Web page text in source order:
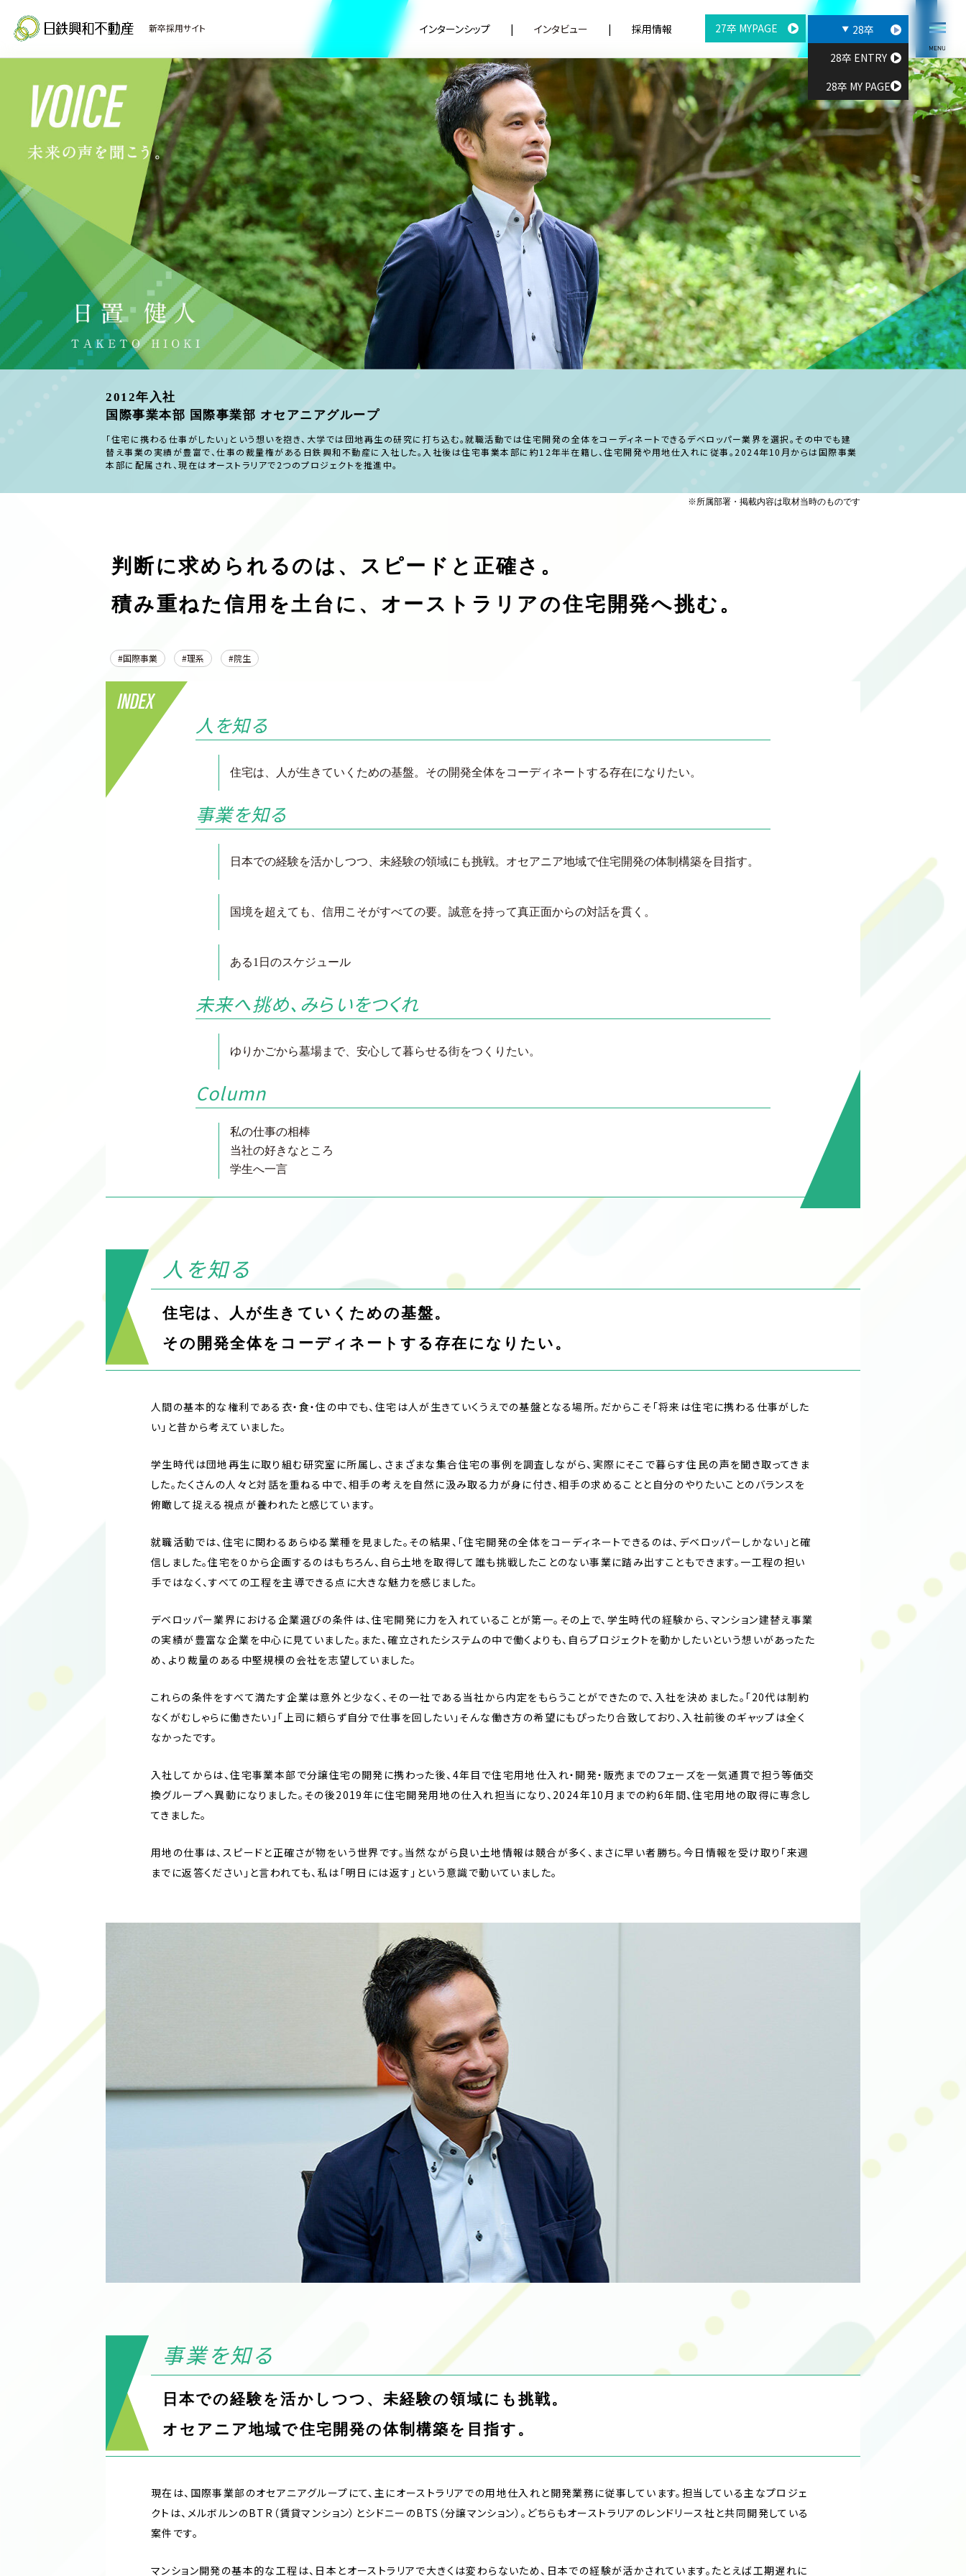
新卒採用サイト インターンシップ インタビュー 採用情報 27卒 MYPAGE
28卒
28卒 ENTRY
28卒 MY PAGE
2012年入社
国際事業本部 国際事業部 オセアニアグループ
「住宅に携わる仕事がしたい」という想いを抱き、大学では団地再生の研究に打ち込む。就職活動では住宅開発の全体をコーディネートできるデベロッパー業界を選択。その中でも建
替え事業の実績が豊富で、仕事の裁量権がある日鉄興和不動産に入社した。入社後は住宅事業本部に約12年半在籍し、住宅開発や用地仕入れに従事。2024年10月からは国際事業
本部に配属され、現在はオーストラリアで2つのプロジェクトを推進中。
※所属部署・掲載内容は取材当時のものです
判断に求められるのは、スピードと正確さ。
積み重ねた信用を土台に、オーストラリアの住宅開発へ挑む。
国際事業 理系 院生
人を知る
住宅は、人が生きていくための基盤。その開発全体をコーディネートする存在になりたい。
事業を知る
日本での経験を活かしつつ、未経験の領域にも挑戦。オセアニア地域で住宅開発の体制構築を目指す。
国境を超えても、信用こそがすべての要。誠意を持って真正面からの対話を貫く。
ある1日のスケジュール
未来へ挑め、みらいをつくれ
ゆりかごから墓場まで、安心して暮らせる街をつくりたい。
Column
私の仕事の相棒
当社の好きなところ
学生へ一言
人を知る
住宅は、人が生きていくための基盤。
その開発全体をコーディネートする存在になりたい。
人間の基本的な権利である衣・食・住の中でも、住宅は人が生きていくうえでの基盤となる場所。だからこそ「将来は住宅に携わる仕事がした
い」と昔から考えていました。
学生時代は団地再生に取り組む研究室に所属し、さまざまな集合住宅の事例を調査しながら、実際にそこで暮らす住民の声を聞き取ってきま
した。たくさんの人々と対話を重ねる中で、相手の考えを自然に汲み取る力が身に付き、相手の求めることと自分のやりたいことのバランスを
俯瞰して捉える視点が養われたと感じています。
就職活動では、住宅に関わるあらゆる業種を見ました。その結果、「住宅開発の全体をコーディネートできるのは、デベロッパーしかない」と確
信しました。住宅を０から企画するのはもちろん、自ら土地を取得して誰も挑戦したことのない事業に踏み出すこともできます。一工程の担い
手ではなく、すべての工程を主導できる点に大きな魅力を感じました。
デベロッパー業界における企業選びの条件は、住宅開発に力を入れていることが第一。その上で、学生時代の経験から、マンション建替え事業
の実績が豊富な企業を中心に見ていました。また、確立されたシステムの中で働くよりも、自らプロジェクトを動かしたいという想いがあったた
め、より裁量のある中堅規模の会社を志望していました。
これらの条件をすべて満たす企業は意外と少なく、その一社である当社から内定をもらうことができたので、入社を決めました。「20代は制約
なくがむしゃらに働きたい」「上司に頼らず自分で仕事を回したい」そんな働き方の希望にもぴったり合致しており、入社前後のギャップは全く
なかったです。
入社してからは、住宅事業本部で分譲住宅の開発に携わった後、4年目で住宅用地仕入れ・開発・販売までのフェーズを一気通貫で担う等価交
換グループへ異動になりました。その後2019年に住宅開発用地の仕入れ担当になり、2024年10月までの約6年間、住宅用地の取得に専念し
てきました。
用地の仕事は、スピードと正確さが物をいう世界です。当然ながら良い土地情報は競合が多く、まさに早い者勝ち。今日情報を受け取り「来週
までに返答ください」と言われても、私は「明日には返す」という意識で動いていました。
事業を知る
日本での経験を活かしつつ、未経験の領域にも挑戦。
オセアニア地域で住宅開発の体制構築を目指す。
現在は、国際事業部のオセアニアグループにて、主にオーストラリアでの用地仕入れと開発業務に従事しています。担当している主なプロジェ
クトは、メルボルンのBTR（賃貸マンション）とシドニーのBTS（分譲マンション）。どちらもオーストラリアのレンドリース社と共同開発している
案件です。
マンション開発の基本的な工程は、日本とオーストラリアで大きくは変わらないため、日本での経験が活かされています。たとえば工期遅れに